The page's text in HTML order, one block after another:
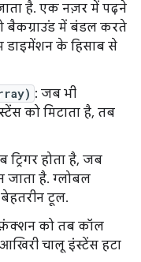
है. एक नज़र में पढ़ने
बैकग्राउंड में बंडल करते
के हिसाब से
: जब भी
को मिटाता है, तब
ट्रिगर होता है, जब
है. ग्लोबल
टूल.
को तब कॉल
चालू इंस्टेंस हटा